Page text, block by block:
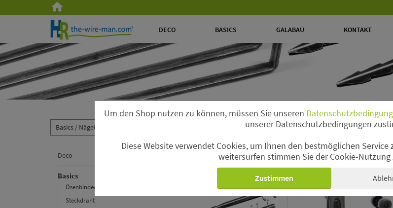
DECO BASICS GALABAU KONTAKT
Basics / Nägel & Halter /
Deco
Basics
Ösenbindedrähte & Driller
Steckdraht
Blumennägel
Um den Shop nutzen zu können, müssen Sie unseren
unserer Datenschutzbedingungen
Diese Website verwendet Cookies, um Ihnen den bestmöglichen
weitersurfen stimmen Sie der Cookie-Nutzung
Zustimmen